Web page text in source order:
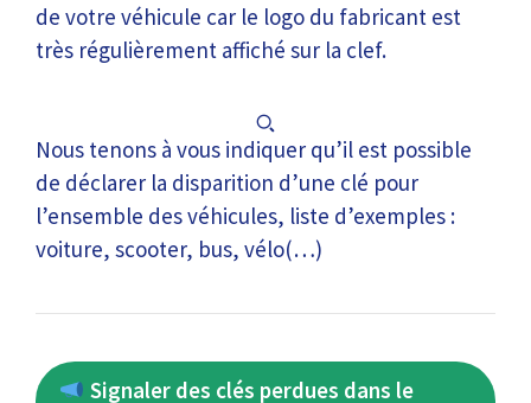
de votre véhicule car le logo du fabricant est
très régulièrement affiché sur la clef.
Nous tenons à vous indiquer qu’il est possible
de déclarer la disparition d’une clé pour
l’ensemble des véhicules, liste d’exemples :
voiture, scooter, bus, vélo(…)
Signaler des clés perdues dans le